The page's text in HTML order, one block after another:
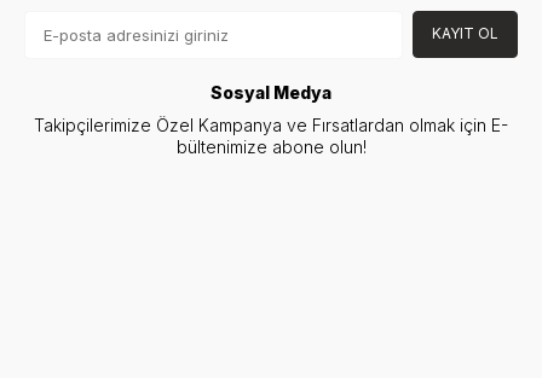
KAYIT OL
Sosyal Medya
Takipçilerimize Özel Kampanya ve Fırsatlardan olmak için E-
bültenimize abone olun!